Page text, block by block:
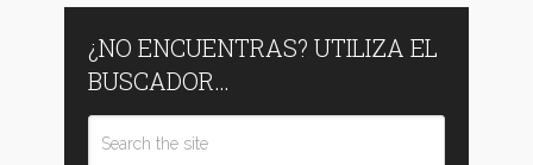
¿NO ENCUENTRAS? UTILIZA EL
BUSCADOR…